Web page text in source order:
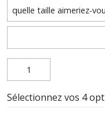
Sélectionnez vos 4